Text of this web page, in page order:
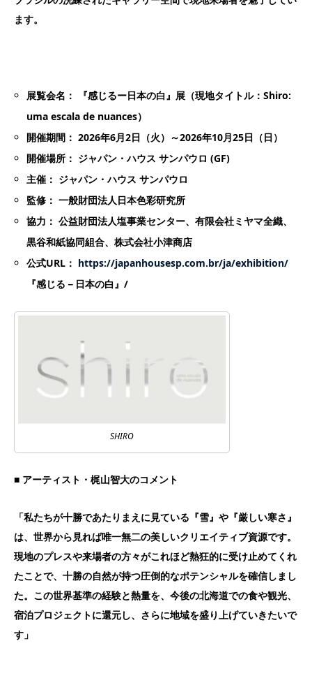
ます。
展覧会名： 『感じるー日本の白』展（現地タイトル：Shiro:
uma escala de nuances）
開催期間： 2026年6月2日（火）～2026年10月25日（日）
開催場所： ジャパン・ハウス サンパウロ (GF)
主催： ジャパン・ハウス サンパウロ
監修： 一般財団法人日本色彩研究所
協力： 公益財団法人塩事業センター、有限会社ミヤマ全織、
黒谷和紙協同組合、株式会社小津商店
公式URL： https://japanhousesp.com.br/ja/exhibition/
『感じる－日本の白』/
SHIRO
■ アーティスト・梶山智大のコメント
「私たちが十勝であたりまえに見ている『雪』や『厳しい寒さ』
は、世界から見れば唯一無二の美しいクリエイティブ資源です。
現地のプレスや来場者の方々がこれほど熱狂的に受け止めてくれ
たことで、十勝の自然が持つ圧倒的なポテンシャルを確信しまし
た。この世界基準の経験と熱量を、今後の北海道での食や観光、
宿泊プロジェクトに還元し、さらに地域を盛り上げていきたいで
す」